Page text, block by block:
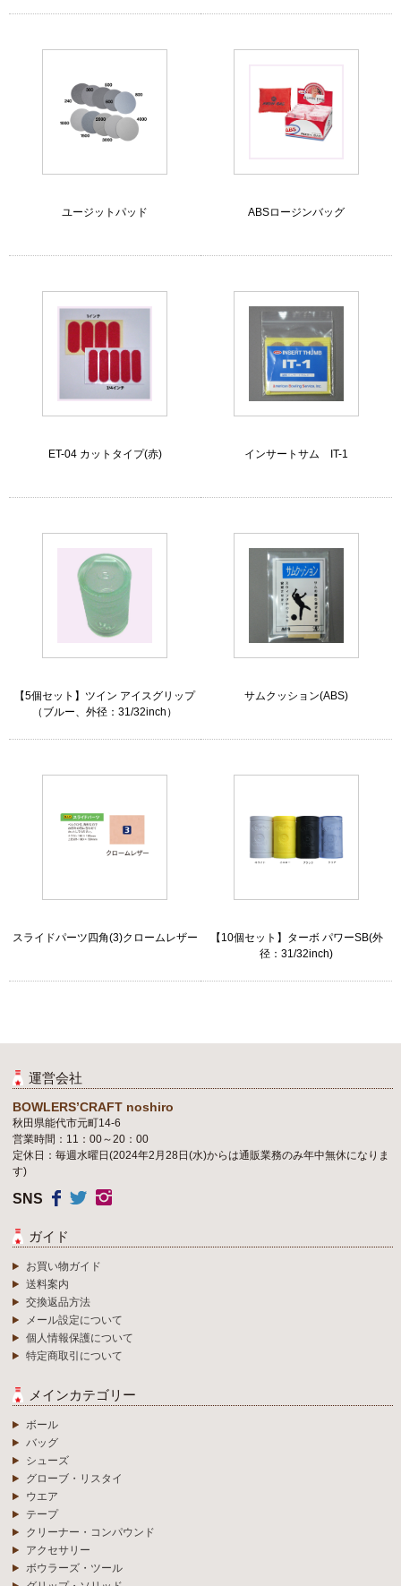
ユージットパッド ABSロージンバッグ
ET-04 カットタイプ(赤) インサートサム IT-1
【5個セット】ツイン アイスグリップ
（ブルー、外径：31/32inch）
サムクッション(ABS)
スライドパーツ四角(3)クロームレザー
【10個セット】ターボ パワーSB(外
径：31/32inch)
運営会社
BOWLERS’CRAFT noshiro
秋田県能代市元町14-6
営業時間：11：00～20：00
定休日：毎週水曜日(2024年2月28日(水)からは通販業務のみ年中無休になりま
す)
SNS
ガイド
お買い物ガイド
送料案内
交換返品方法
メール設定について
個人情報保護について
特定商取引について
メインカテゴリー
ボール
バッグ
シューズ
グローブ・リスタイ
ウエア
テープ
クリーナー・コンパウンド
アクセサリー
ボウラーズ・ツール